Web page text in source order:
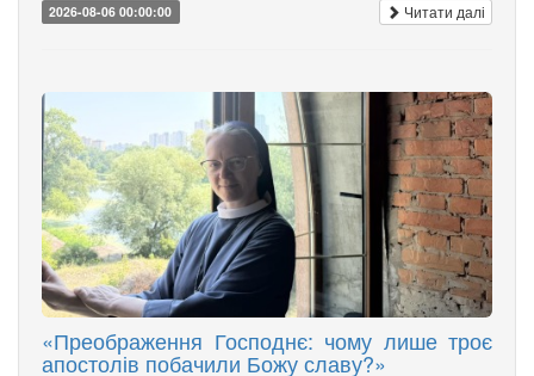
2026-08-06 00:00:00 Читати далі
«Преображення Господнє: чому лише троє
апостолів побачили Божу славу?»